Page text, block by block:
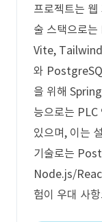
프로젝트는 웹
술 스택으로
Vite,
와
을 위해
능으로는 PLC
있으며, 이는
기술로는
Node.js/
험이 우대 사